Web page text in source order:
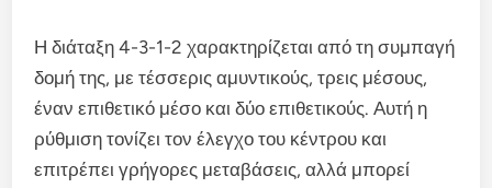
Η διάταξη 4-3-1-2 χαρακτηρίζεται από τη συμπαγή
δομή της, με τέσσερις αμυντικούς, τρεις μέσους,
έναν επιθετικό μέσο και δύο επιθετικούς. Αυτή η
ρύθμιση τονίζει τον έλεγχο του κέντρου και
επιτρέπει γρήγορες μεταβάσεις, αλλά μπορεί